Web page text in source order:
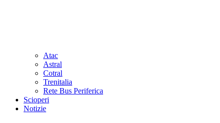
Atac
Astral
Cotral
Trenitalia
Rete Bus Periferica
Scioperi
Notizie